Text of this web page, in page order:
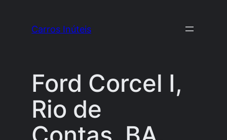
Carros Inúteis
Ford Corcel I,
Rio de